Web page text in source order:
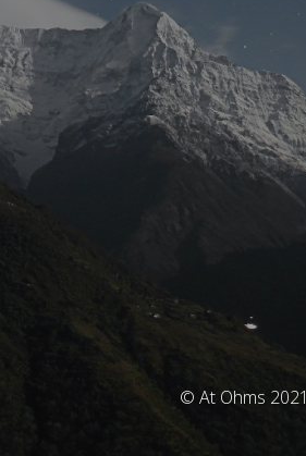
© At Ohms 2021